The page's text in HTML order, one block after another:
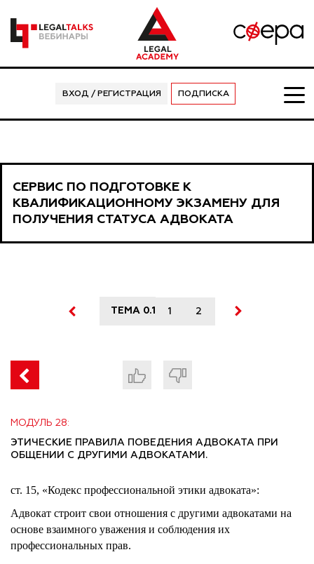
ВХОД / РЕГИСТРАЦИЯ ПОДПИСКА
СЕРВИС ПО ПОДГОТОВКЕ К
КВАЛИФИКАЦИОННОМУ ЭКЗАМЕНУ ДЛЯ
ПОЛУЧЕНИЯ СТАТУСА АДВОКАТА
ТЕМА 0.1 1 2
МОДУЛЬ 28:
ЭТИЧЕСКИЕ ПРАВИЛА ПОВЕДЕНИЯ АДВОКАТА ПРИ
ОБЩЕНИИ С ДРУГИМИ АДВОКАТАМИ.
ст. 15, «Кодекс профессиональной этики адвоката»:
Адвокат строит свои отношения с другими адвокатами на
основе взаимного уважения и соблюдения их
профессиональных прав.